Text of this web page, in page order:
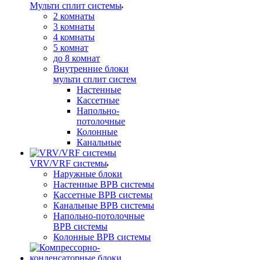
Мульти сплит системы
2 комнаты
3 комнаты
4 комнаты
5 комнат
до 8 комнат
Внутренние блоки
мульти сплит систем
Настенные
Кассетные
Напольно-
потолочные
Колонные
Канальные
VRV/VRF системы
Наружные блоки
Настенные ВРВ системы
Кассетные ВРВ системы
Канальные ВРВ системы
Напольно-потолочные
ВРВ системы
Колонные ВРВ системы